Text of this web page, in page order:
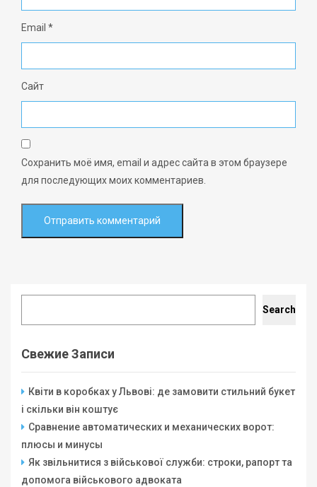
Email *
Сайт
Сохранить моё имя, email и адрес сайта в этом браузере
для последующих моих комментариев.
Search
Свежие Записи
Квіти в коробках у Львові: де замовити стильний букет
і скільки він коштує
Сравнение автоматических и механических ворот:
плюсы и минусы
Як звільнитися з військової служби: строки, рапорт та
допомога військового адвоката